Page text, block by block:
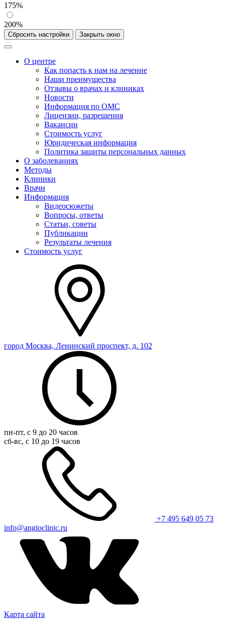
175%
200%
Сбросить настройки Закрыть окно
О центре
Как попасть к нам на лечение
Наши преимущества
Отзывы о врачах и клиниках
Новости
Информация по ОМС
Лицензии, разрешения
Вакансии
Стоимость услуг
Юридическая информация
Политика защиты персональных данных
О заболеваниях
Методы
Клиники
Врачи
Информация
Видеосюжеты
Вопросы, ответы
Статьи, советы
Публикации
Результаты лечения
Стоимость услуг
город Москва, Ленинский проспект, д. 102
пн-пт, с 9 до 20 часов
сб-вс, с 10 до 19 часов
+7 495 649 05 73
info@angioclinic.ru
Карта сайта